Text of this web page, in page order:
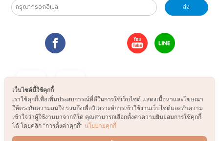
ส่ง
เว็บไซต์นี้ใช้คุกกี้
เราใช้คุกกี้เพื่อเพิ่มประสบการณ์ที่ดีในการใช้เว็บไซต์ แสดงเนื้อหาและโฆษณา
ให้ตรงกับความสนใจ รวมถึงเพื่อวิเคราะห์การเข้าใช้งานเว็บไซต์และทำความ
เข้าใจว่าผู้ใช้งานมาจากที่ใด คุณสามารถเลือกตั้งค่าความยินยอมการใช้คุกกี้
ได้ โดยคลิก “การตั้งค่าคุกกี้” นโยบายคุกกี้